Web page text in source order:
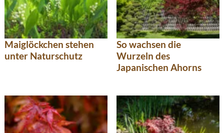
Maiglöckchen stehen
unter Naturschutz
So wachsen die
Wurzeln des
Japanischen Ahorns